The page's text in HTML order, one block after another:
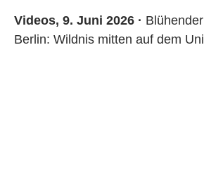
Videos, 9. Juni 2026 ·
Berlin: Wildnis mitten auf dem